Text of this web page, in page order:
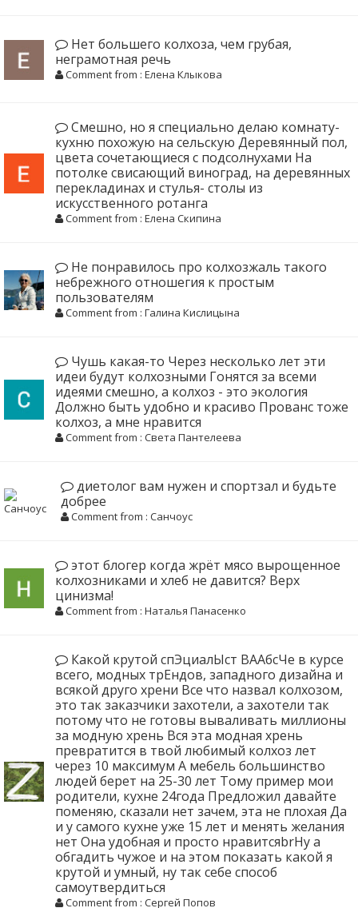
Нет большего колхоза, чем грубая,
неграмотная речь
Comment from : Елена Клыкова
Смешно, но я специально делаю комнату-
кухню похожую на сельскую Деревянный пол,
цвета сочетающиеся с подсолнухами На
потолке свисающий виноград, на деревянных
перекладинах и стулья- столы из
искусственного ротанга
Comment from : Елена Скипина
Не понравилось про колхозжаль такого
небрежного отношегия к простым
пользователям
Comment from : Галина Кислицына
Чушь какая-то Через несколько лет эти
идеи будут колхозными Гонятся за всеми
идеями смешно, а колхоз - это экология
Должно быть удобно и красиво Прованс тоже
колхоз, а мне нравится
Comment from : Света Пантелеева
диетолог вам нужен и спортзал и будьте
добрее
Comment from : Санчоус
этот блогер когда жрёт мясо вырощенное
колхозниками и хлеб не давится? Верх
цинизма!
Comment from : Наталья Панасенко
Какой крутой спЭциалЫст ВААбсЧе в курсе
всего, модных трЕндов, западного дизайна и
всякой друго хрени Все что назвал колхозом,
это так заказчики захотели, а захотели так
потому что не готовы вываливать миллионы
за модную хрень Вся эта модная хрень
превратится в твой любимый колхоз лет
через 10 максимум А мебель большинство
людей берет на 25-30 лет Тому пример мои
родители, кухне 24года Предложил давайте
поменяю, сказали нет зачем, эта не плохая Да
и у самого кухне уже 15 лет и менять желания
нет Она удобная и просто нравитсяbrНу а
обгадить чужое и на этом показать какой я
крутой и умный, ну так себе способ
самоутвердиться
Comment from : Сергей Попов